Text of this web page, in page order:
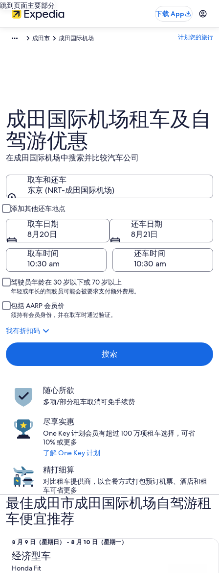
跳到页面主要部分
下载 App
成田市 成田国际机场 计划您的旅行
成田国际机场租车及自
驾游优惠
在成田国际机场中搜索并比较汽车公司
取车和还车
东京 (NRT-成田国际机场)
取车和还车
添加其他还车地点
取车日期
8月20日
还车日期
8月21日
取车时间
还车时间
驾驶员年龄在 30 岁以下或 70 岁以上
年轻或年长的驾驶员可能会被要求支付额外费用。
包括 AARP 会员价
须持有会员身份，并在取车时通过验证。
我有折扣码
搜索
随心所欲
多项/部分租车取消可免手续费
尽享实惠
One Key 计划会员有超过 100 万项租车选择，可省
10% 或更多
了解 One Key 计划
精打细算
对比租车提供商，以套餐方式打包预订机票、酒店和租
车可省更多
最佳成田市成田国际机场自驾游租
车便宜推荐
8
月
9
8 月 9 日（星期日） - 8 月 10 日（星期一）
经济型车
Honda Fit
经济型车 Honda Fit